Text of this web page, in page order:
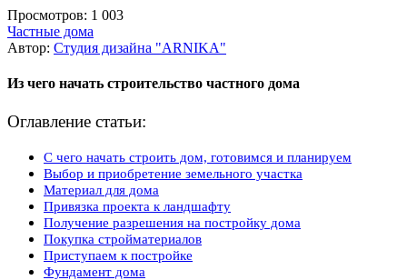
Просмотров: 1 003
Частные дома
Автор: Студия дизайна "ARNIKA"
Из чего начать строительство частного дома
Оглавление статьи:
С чего начать строить дом, готовимся и планируем
Выбор и приобретение земельного участка
Материал для дома
Привязка проекта к ландшафту
Получение разрешения на постройку дома
Покупка стройматериалов
Приступаем к постройке
Фундамент дома